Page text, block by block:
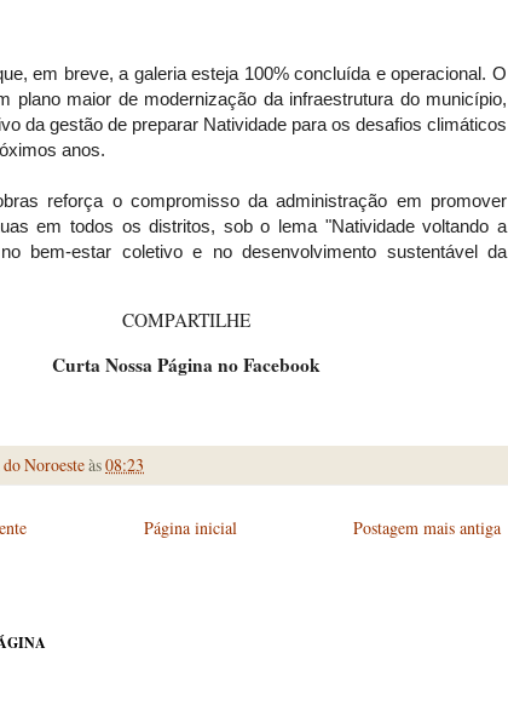
em breve, a galeria esteja 100% concluída e operacional. O
plano maior de modernização da infraestrutura do município,
da gestão de preparar Natividade para os desafios climáticos
anos.
reforça o compromisso da administração em promover
em todos os distritos, sob o lema "Natividade voltando a
bem-estar coletivo e no desenvolvimento sustentável da
COMPARTILHE
Curta Nossa Página no Facebook
Noroesteàs08:23
Postagem mais antiga
Página inicial